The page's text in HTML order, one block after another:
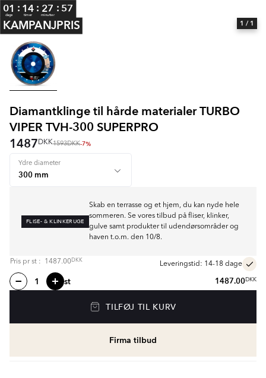
01
dage
: 14
timer
: 27
minutter
: 56
KAMPANJPRIS 1 / 1
Diamantklinge til hårde materialer TURBO
VIPER TVH-300 SUPERPRO
1487 DKK1593DKK-7%
Ydre diameter
FLISE- & KLINKERUGE
Skab en terrasse og et hjem, du kan nyde hele
sommeren. Se vores tilbud på fliser, klinker,
gulve samt produkter til udendørsområder og
haven t.o.m. den 10/8.
Pris pr st : 1487.00DKK
Leveringstid: 14-18 dage
st 1487.00DKK
TILFØJ TIL KURV
Firma tilbud